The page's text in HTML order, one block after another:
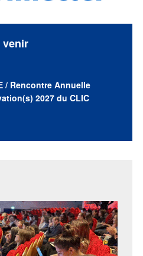
venir
/ Rencontre Annuelle
2027 du CLIC